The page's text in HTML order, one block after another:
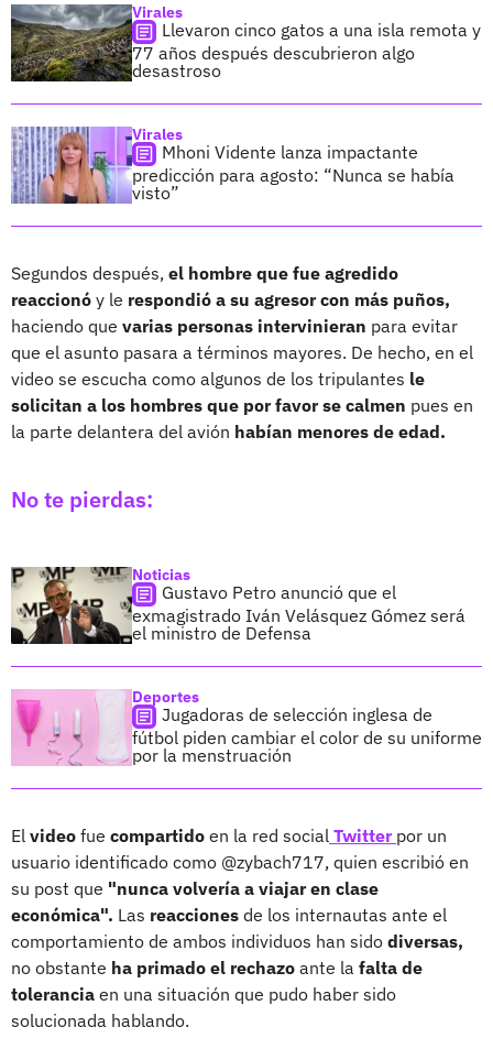
Virales
Llevaron cinco gatos a una isla remota y
77 años después descubrieron algo
desastroso
Virales
Mhoni Vidente lanza impactante
predicción para agosto: “Nunca se había
visto”
Segundos después, el hombre que fue agredido
reaccionó y le respondió a su agresor con más puños,
haciendo que varias personas intervinieran para evitar
que el asunto pasara a términos mayores. De hecho, en el
video se escucha como algunos de los tripulantes le
solicitan a los hombres que por favor se calmen pues en
la parte delantera del avión habían menores de edad.
No te pierdas:
Noticias
Gustavo Petro anunció que el
exmagistrado Iván Velásquez Gómez será
el ministro de Defensa
Deportes
Jugadoras de selección inglesa de
fútbol piden cambiar el color de su uniforme
por la menstruación
El video fue compartido en la red social Twitter por un
usuario identificado como @zybach717, quien escribió en
su post que "nunca volvería a viajar en clase
económica". Las reacciones de los internautas ante el
comportamiento de ambos individuos han sido diversas,
no obstante ha primado el rechazo ante la falta de
tolerancia en una situación que pudo haber sido
solucionada hablando.